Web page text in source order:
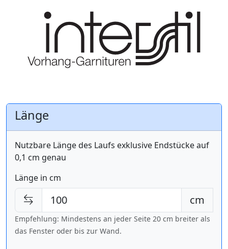
Länge
Nutzbare Länge des Laufs exklusive Endstücke auf
0,1 cm genau
Länge in cm
cm
Empfehlung: Mindestens an jeder Seite 20 cm breiter als
das Fenster oder bis zur Wand.